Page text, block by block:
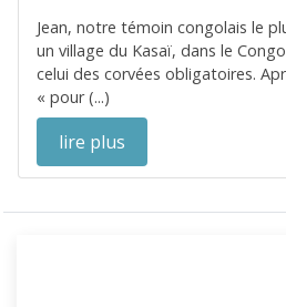
Jean, notre témoin congolais le
un village du Kasaï, dans le
celui des corvées obligatoires.
« pour (...)
lire plus